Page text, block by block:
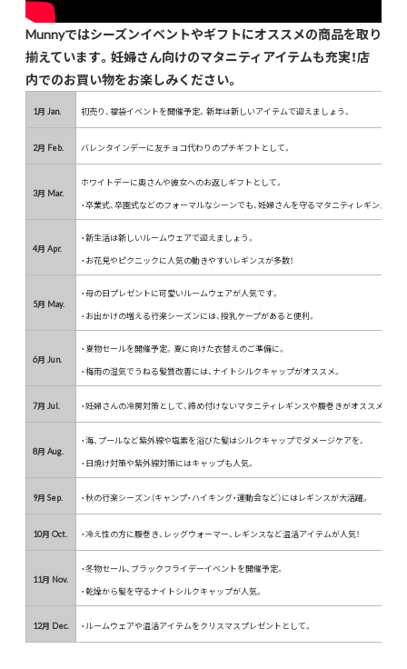
Munnyではシーズンイベントやギフトにオススメの商品を取り
揃えています。妊婦さん向けのマタニティアイテムも充実！店
内でのお買い物をお楽しみください。
1月 Jan. 初売り、福袋イベントを開催予定。新年は新しいアイテムで迎えましょう。
2月 Feb. バレンタインデーに友チョコ代わりのプチギフトとして。
3月 Mar.
ホワイトデーに奥さんや彼女へのお返しギフトとして。
・卒業式、卒園式などのフォーマルなシーンでも、妊婦さんを守るマタニティレギンスの取
4月 Apr.
・新生活は新しいルームウェアで迎えましょう。
・お花見やピクニックに人気の動きやすいレギンスが多数！
5月 May.
・母の日プレゼントに可愛いルームウェアが人気です。
・お出かけの増える行楽シーズンには、授乳ケープがあると便利。
6月 Jun.
・夏物セールを開催予定。夏に向けた衣替えのご準備に。
・梅雨の湿気でうねる髪質改善には、ナイトシルクキャップがオススメ。
7月 Jul. ・妊婦さんの冷房対策として、締め付けないマタニティレギンスや腹巻きがオススメ。
8月 Aug.
・海、プールなど紫外線や塩素を浴びた髪はシルクキャップでダメージケアを。
・日焼け対策や紫外線対策にはキャップも人気。
9月 Sep. ・秋の行楽シーズン（キャンプ・ハイキング・運動会など）にはレギンスが大活躍。
10月 Oct. ・冷え性の方に腹巻き、レッグウォーマー、レギンスなど温活アイテムが人気！
11月 Nov.
・冬物セール、ブラックフライデーイベントを開催予定。
・乾燥から髪を守るナイトシルクキャップが人気。
12月 Dec. ・ルームウェアや温活アイテムをクリスマスプレゼントとして。